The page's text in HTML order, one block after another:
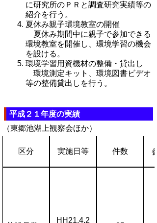
に研究所のＰＲと調査研究実績等の
紹介を行う。
夏休み親子環境教室の開催
夏休み期間中に親子で参加できる
環境教室を開催し、環境学習の機会
を設ける。
環境学習用資機材の整備・貸出し
環境測定キット、環境図書ビデオ
等の整備貸出しを行う。
平成２１年度の実績
（東郷池湖上観察会ほか）
区分 実施日等 件数
HH21.4.2